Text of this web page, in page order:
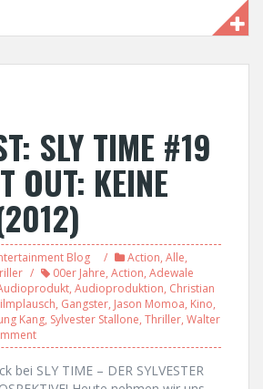
SLY TIME #19
OUT: KEINE
Blog Action, Alle,
00er Jahre, Action, Adewale
, Audioproduktion, Christian
, Gangster, Jason Momoa, Kino,
Kang, Sylvester Stallone, Thriller, Walter
bei SLY TIME – DER SYLVESTER